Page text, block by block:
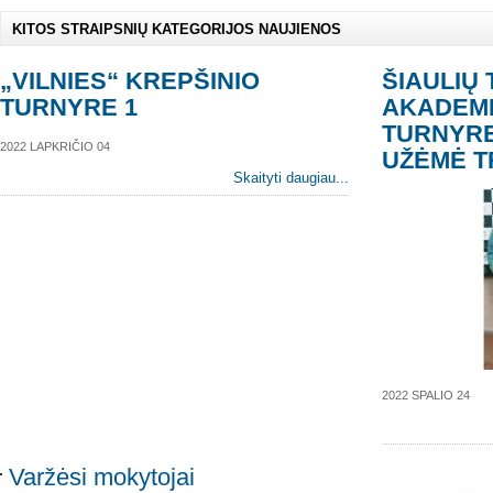
KITOS STRAIPSNIŲ KATEGORIJOS NAUJIENOS
„VILNIES“ KREPŠINIO
TURNYRE 1
2022 LAPKRIČIO 04
Skaityti daugiau...
ŠIAULIŲ
UŽĖMĖ
2022 SPALIO 24
Varžėsi mokytojai